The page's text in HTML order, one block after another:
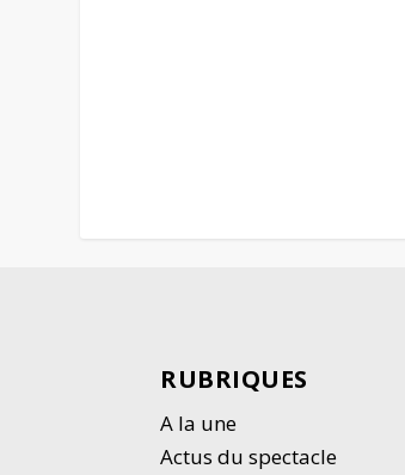
RUBRIQUES
A la une
Actus du spectacle